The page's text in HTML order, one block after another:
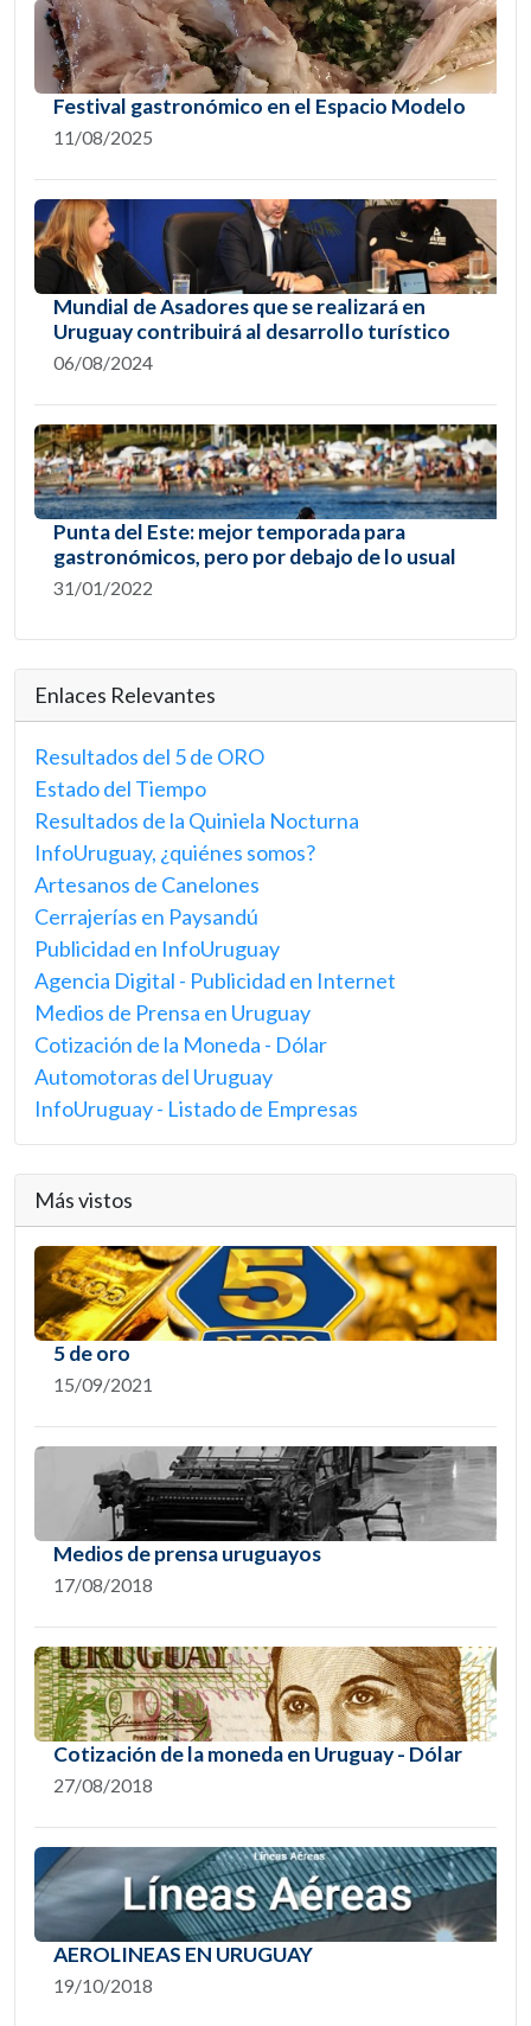
Festival gastronómico en el Espacio Modelo
11/08/2025
Mundial de Asadores que se realizará en
Uruguay contribuirá al desarrollo turístico
06/08/2024
Punta del Este: mejor temporada para
gastronómicos, pero por debajo de lo usual
31/01/2022
Enlaces Relevantes
Resultados del 5 de ORO
Estado del Tiempo
Resultados de la Quiniela Nocturna
InfoUruguay, ¿quiénes somos?
Artesanos de Canelones
Cerrajerías en Paysandú
Publicidad en InfoUruguay
Agencia Digital - Publicidad en Internet
Medios de Prensa en Uruguay
Cotización de la Moneda - Dólar
Automotoras del Uruguay
InfoUruguay - Listado de Empresas
Más vistos
5 de oro
15/09/2021
Medios de prensa uruguayos
17/08/2018
Cotización de la moneda en Uruguay - Dólar
27/08/2018
AEROLINEAS EN URUGUAY
19/10/2018